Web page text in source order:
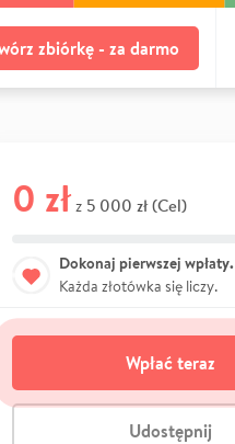
zbiórkę - za darmo
0 zł z 5 000 zł (Cel)
Dokonaj pierwszej wpłaty.
Każda złotówka się liczy.
Wpłać teraz
Udostępnij